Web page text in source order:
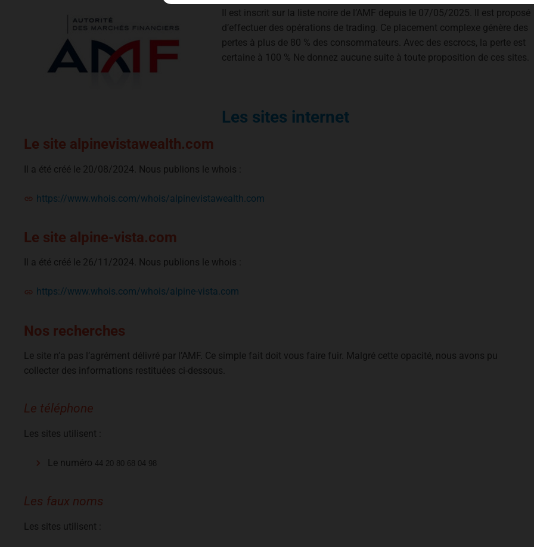
Il est inscrit sur la liste noire de l’AMF depuis le 07/05/2025. Il est proposé
d’effectuer des opérations de trading. Ce placement complexe génère des
pertes à plus de 80 % des consommateurs. Avec des escrocs, la perte est
certaine à 100 % Ne donnez aucune suite à toute proposition de ces sites.
Les sites internet
Le site alpinevistawealth.com
Il a été créé le 20/08/2024. Nous publions le whois :
https://www.whois.com/whois/alpinevistawealth.com
Le site alpine-vista.com
Il a été créé le 26/11/2024. Nous publions le whois :
https://www.whois.com/whois/alpine-vista.com
Nos recherches
Le site n’a pas l’agrément délivré par l’AMF. Ce simple fait doit vous faire fuir. Malgré cette opacité, nous avons pu
collecter des informations restituées ci-dessous.
Le téléphone
Les sites utilisent :
Le numéro 44 20 80 68 04 98
Les faux noms
Les sites utilisent :